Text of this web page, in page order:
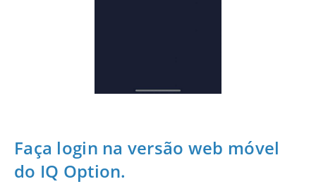
Faça login na versão web móvel
do IQ Option.